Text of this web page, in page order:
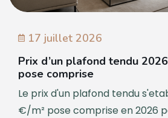
17 juillet 2026
Prix d’un plafond tendu
pose comprise
Le prix d'un plafond tendu
€/m² pose comprise en 2026